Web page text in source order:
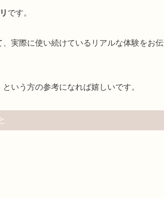
です。
実際に使い続けているリアルな体験をお伝
いう方の参考になれば嬉しいです。